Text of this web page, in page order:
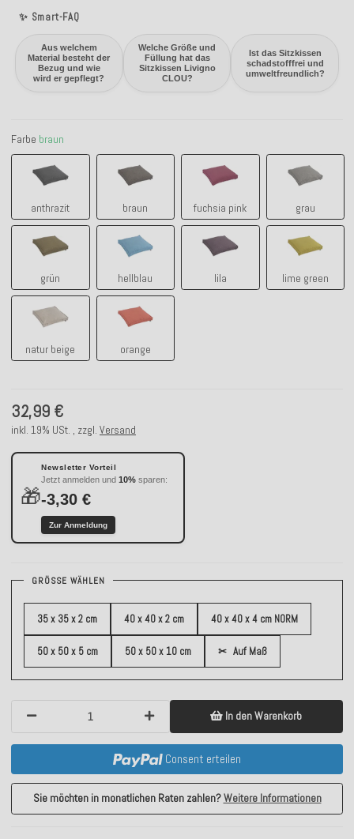
✨ Smart-FAQ
Aus welchem
Material besteht der
Bezug und wie
wird er gepflegt?
Welche Größe und
Füllung hat das
Sitzkissen Livigno
CLOU?
Ist das Sitzkissen
schadstofffrei und
umweltfreundlich?
Farbe braun
anthrazit
anthrazit
braun
braun
fuchsia pink
fuchsia pink
grau
grau
grün
grün
hellblau
hellblau
lila
lila
lime green
lime green
natur beige
natur beige
orange
orange
32,99 €
inkl. 19% USt. , zzgl. Versand
🎁
Newsletter Vorteil
Jetzt anmelden und 10% sparen:
-3,30 €
Zur Anmeldung
GRÖSSE WÄHLEN
35 x 35 x 2 cm 40 x 40 x 2 cm 40 x 40 x 4 cm NORM
50 x 50 x 5 cm 50 x 50 x 10 cm ✂ Auf Maß
In den Warenkorb
Consent erteilen
Sie möchten in monatlichen Raten zahlen?Weitere Informationen